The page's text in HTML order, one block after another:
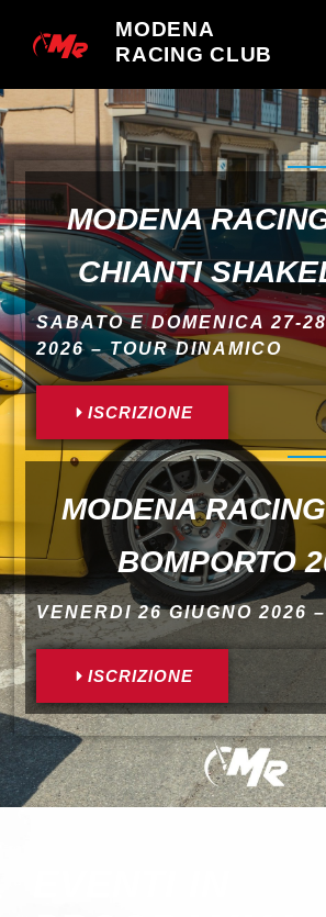
MODENA
RACING CLUB
MODENA
CHIANTI
SABATO E DOMENICA 27-
2026 – TOUR DINAMICO
ISCRIZIONE
MODENA
BOMPORTO
VENERDI 26 GIUGNO 2026
ISCRIZIONE